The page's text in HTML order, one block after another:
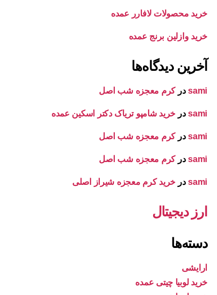
خرید محصولات لافارر عمده
خرید وازلین برنج عمده
آخرین دیدگاه‌ها
samiدرکرم معجزه شب اصل
samiدر خرید شامپو تریاک دکتر اسکین عمده
samiدرکرم معجزه شب اصل
samiدرکرم معجزه شب اصل
samiدر خرید کرم معجزه شیراز اصلی
ارز دیجیتال
دسته‌ها
ارایشی
خرید لوبیا چیتی عمده